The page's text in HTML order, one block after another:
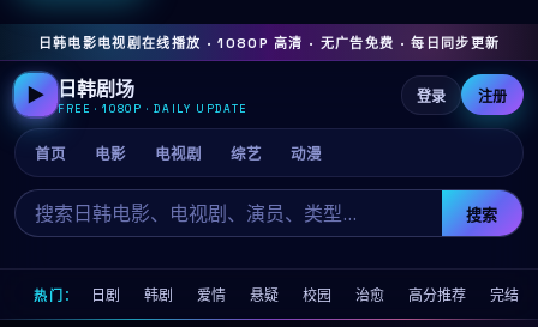
日韩电影电视剧在线播放 · 1080P 高清 · 无广告免费 · 每日同步更新
▶ 日韩剧场
FREE · 1080P · DAILY UPDATE
首页 电影 电视剧 综艺 动漫
搜索
登录 注册
热门： 日剧 韩剧 爱情 悬疑 校园 治愈 高分推荐 完结